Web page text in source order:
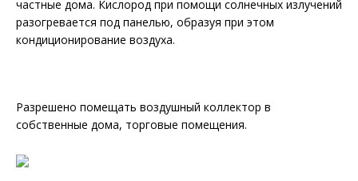
частные дома. Кислород при помощи солнечных излучений
разогревается под панелью, образуя при этом
кондиционирование воздуха.
Разрешено помещать воздушный коллектор в
собственные дома, торговые помещения.